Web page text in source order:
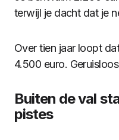
terwijl je dacht dat je
Over tien jaar loopt
4.500 euro.
Buiten de val
pistes